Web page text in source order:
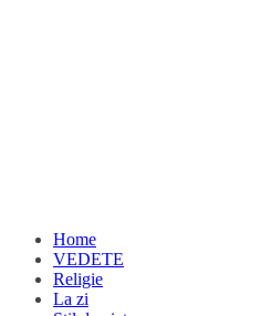
Home
VEDETE
Religie
La zi